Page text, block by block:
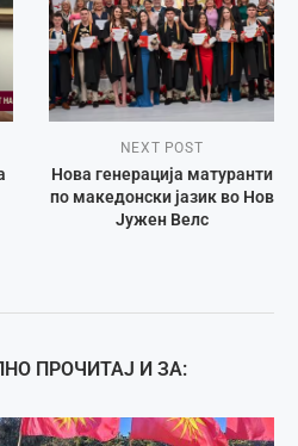
NEXT POST
Нова генерација матуранти
по македонски јазик во Нов
Јужен Велс
ПРОЧИТАЈ И ЗА: